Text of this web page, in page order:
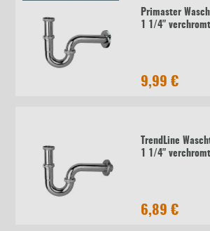
Primaster
1 1/4" verchromt
9,99 €
TrendLine
1 1/4" verchromt
6,89 €